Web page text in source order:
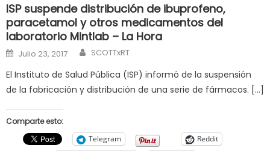
ISP suspende distribución de ibuprofeno,
paracetamol y otros medicamentos del
laboratorio Mintlab – La Hora
Posted
on
Julio 23, 2017 Author
SCOTTxRT
El Instituto de Salud Pública (ISP) informó de la suspensión
de la fabricación y distribución de una serie de fármacos. […]
Comparte esto:
Telegram
Reddit